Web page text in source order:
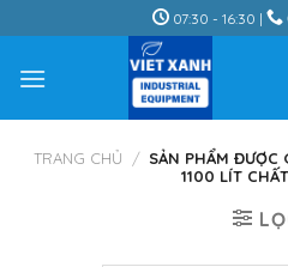
to
content
07:30 - 16:30 |
TRANG CHỦ / SẢN PHẨM ĐƯỢC
1100 LÍT